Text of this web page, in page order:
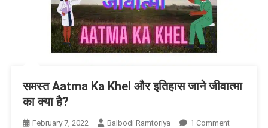
समस्त Aatma Ka Khel और इतिहास जाने जीवात्मा
का क्या है?
February 7, 2022 Balbodi Ramtoriya 1 CommentOn